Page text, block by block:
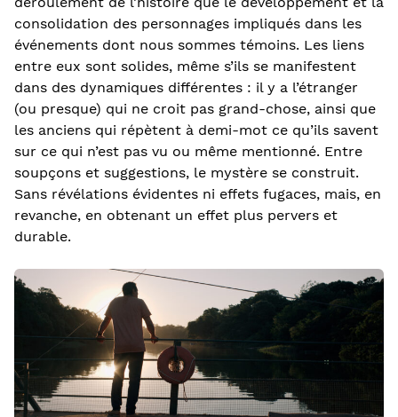
consolidation des personnages impliqués dans les
événements dont nous sommes témoins. Les liens
entre eux sont solides, même s’ils se manifestent
dans des dynamiques différentes : il y a l’étranger
(ou presque) qui ne croit pas grand-chose, ainsi que
les anciens qui répètent à demi-mot ce qu’ils savent
sur ce qui n’est pas vu ou même mentionné. Entre
soupçons et suggestions, le mystère se construit.
Sans révélations évidentes ni effets fugaces, mais, en
revanche, en obtenant un effet plus pervers et
durable.